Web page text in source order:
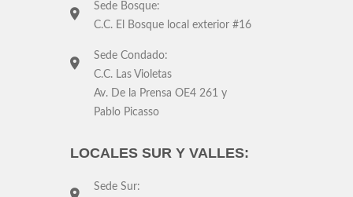
Sede Bosque:
C.C. El Bosque local exterior #16
Sede Condado:
C.C. Las Violetas
Av. De la Prensa OE4 261 y
Pablo Picasso
LOCALES SUR Y VALLES:
Sede Sur: